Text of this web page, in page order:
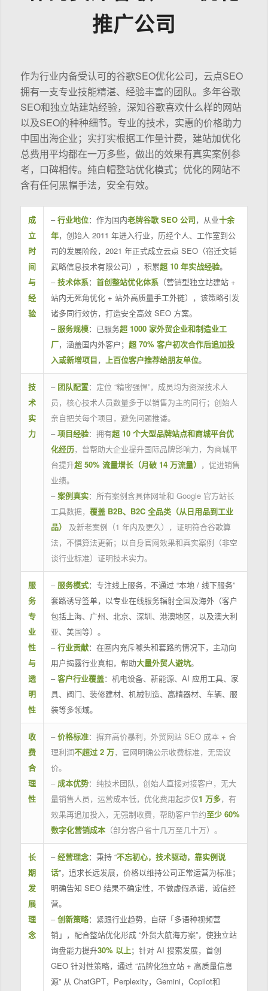
推广公司
作为行业内备受认可的谷歌SEO优化公司，云点SEO
拥有一支专业技能精湛、经验丰富的团队。多年谷歌
SEO和独立站建站经验，深知谷歌喜欢什么样的网站
以及SEO的种种细节。专业的技术，实惠的价格助力
中国出海企业；实打实根据工作量计费，建站加优化
总费用平均都在一万多些，做出的效果有真实案例参
考，口碑相传。纯白帽整站优化模式；优化的网站不
含有任何黑帽手法，安全有效。
成
立
时
间
与
经
验
–行业地位：作为国内老牌谷歌 SEO 公司，从业十余
年，创始人 2011 年进入行业，历经个人、工作室到公
司的发展阶段，2021 年正式成立云点 SEO（宿迁文韬
武略信息技术有限公司），积累超 10 年实战经验。
–技术体系： 首创整站优化体系（营销型独立站建站 +
站内无死角优化 + 站外高质量手工外链），该策略引发
诸多同行效仿，打造安全高效 SEO 方案。
– 服务规模：已服务超 1000 家外贸企业和制造业工
厂，涵盖国内外客户； 超 70% 客户初次合作后追加投
入或新增项目， 上百位客户推荐给朋友单位。
技
术
实
力
– 团队配置：定位 “精密强悍”，成员均为资深技术人
员，核心技术人员数量多于以销售为主的同行；创始人
亲自把关每个项目，避免问题推诿。
– 项目经验：拥有超 10 个大型品牌站点和商城平台优
化经历，曾帮助大企业提升国际品牌影响力，为商城平
台提升超 50% 流量增长（月破 14 万流量） ，促进销售
业绩。
– 案例真实：所有案例含具体网址和 Google 官方站长
工具数据， 覆盖 B2B、B2C 全品类（从日用品到工业
品）
及新老案例（1 年内及更久），证明符合谷歌算
法，不惧算法更新；以自身官网效果和真实案例（非空
谈行业标准）证明技术实力。
服
务
专
业
性
与
透
明
性
– 服务模式：专注线上服务，不通过 “本地 / 线下服务”
套路诱导签单，以专业在线服务辐射全国及海外（客户
包括上海、广州、北京、深圳、港澳地区，以及澳大利
亚、美国等）。
–行业贡献：在圈内充斥噱头和套路的情况下，主动向
用户揭露行业真相，帮助大量外贸人避坑。
–客户行业覆盖：机电设备、新能源、AI 应用工具、家
具、阀门、装修建材、机械制造、高精器材、车辆、服
装等多领域。
收
费
合
理
性
– 价格标准：摒弃高价暴利，外贸网站 SEO 成本 + 合
理利润不超过 2 万，官网明确公示收费标准，无需议
价。
– 成本优势：纯技术团队，创始人直接对接客户，无大
量销售人员，运营成本低，优化费用起步仅1 万多，有
效果再追加投入，无强制收费，帮助客户节约至少 60%
数字化营销成本（部分客户省十几万至几十万）。
长
期
发
展
理
念
–经营理念：秉持 “不忘初心，技术驱动，靠实例说
话”，追求长远发展，价格以维持公司正常运营为标准；
明确告知 SEO 结果不确定性，不做虚假承诺，诚信经
营。
–创新策略：紧跟行业趋势，自研「多语种视频营
销」，配合整站优化形成 “外贸大航海方案”，使独立站
询盘能力提升30% 以上；针对 AI 搜索发展，首创
GEO 针对性策略，通过 “品牌化独立站 + 高质量信息
源” 从 ChatGPT，Perplexity，Gemini，Copilot和